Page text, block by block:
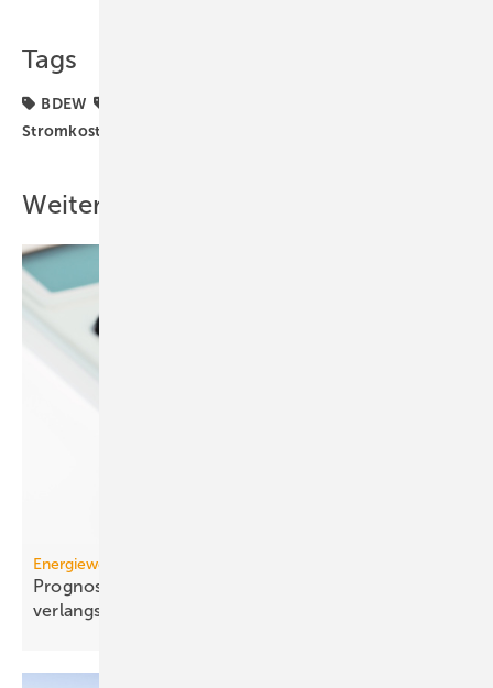
Tags
BDEW
Stromkosten
Weitere Inhalte
Energiewende
Prognose: Dekarbonisierung hat sich 2025 stark
verlangsamt